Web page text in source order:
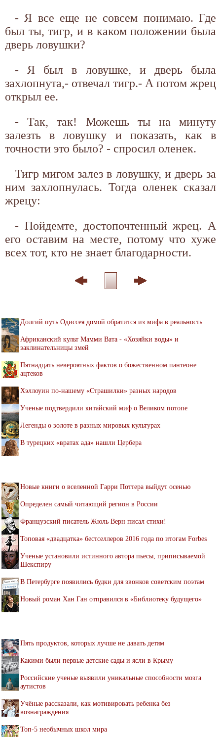
- Я все еще не совсем понимаю. Где
был ты, тигр, и в каком положении была
дверь ловушки?
- Я был в ловушке, и дверь была
захлопнута,- отвечал тигр.- А потом жрец
открыл ее.
- Так, так! Можешь ты на минуту
залезть в ловушку и показать, как в
точности это было? - спросил оленек.
Тигр мигом залез в ловушку, и дверь за
ним захлопнулась. Тогда оленек сказал
жрецу:
- Пойдемте, достопочтенный жрец. А
его оставим на месте, потому что хуже
всех тот, кто не знает благодарности.
Долгий путь Одиссея домой обратится из мифа в реальность
Африканский культ Мамми Вата - «Хозяйки воды» и
заклинательницы змей
Пятнадцать невероятных фактов о божественном пантеоне
ацтеков
Хэллоуин по-нашему «Страшилки» разных народов
Ученые подтвердили китайский миф о Великом потопе
Легенды о золоте в разных мировых культурах
В турецких «вратах ада» нашли Цербера
Новые книги о вселенной Гарри Поттера выйдут осенью
Определен самый читающий регион в России
Французский писатель Жюль Верн писал стихи!
Топовая «двадцатка» бестселлеров 2016 года по итогам Forbes
Ученые установили истинного автора пьесы, приписываемой
Шекспиру
В Петербурге появились будки для звонков советским поэтам
Новый роман Хан Ган отправился в «Библиотеку будущего»
Пять продуктов, которых лучше не давать детям
Какими были первые детские сады и ясли в Крыму
Российские ученые выявили уникальные способности мозга
аутистов
Учёные рассказали, как мотивировать ребенка без
вознаграждения
Топ-5 необычных школ мира